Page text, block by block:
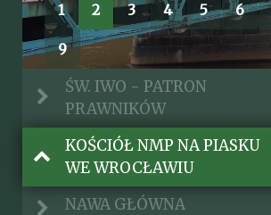
1 2 3 4 5 6
9
ŚW. IWO - PATRON
PRAWNIKÓW
KOŚCIÓŁ NMP NA PIASKU
WE WROCŁAWIU
NAWA GŁÓWNA